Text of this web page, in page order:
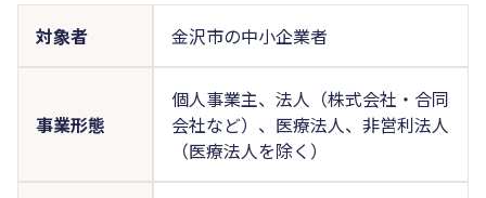
対象者 金沢市の中小企業者
事業形態
個人事業主、法人（株式会社・合同
会社など）、医療法人、非営利法人
（医療法人を除く）